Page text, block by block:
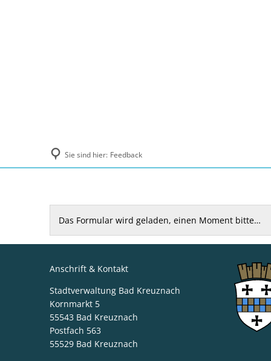
Sie sind hier: Feedback
FeedbackDas Formular wird geladen, einen Moment bitte…
Anschrift & Kontakt
Stadtverwaltung Bad Kreuznach
Kornmarkt 5
55543 Bad Kreuznach
Postfach 563
55529 Bad Kreuznach